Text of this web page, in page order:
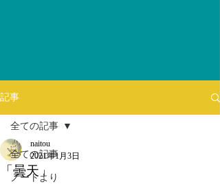
記事
全ての記事
ノートより
全ての記事
「曇天」
naitou
2021年1月3日